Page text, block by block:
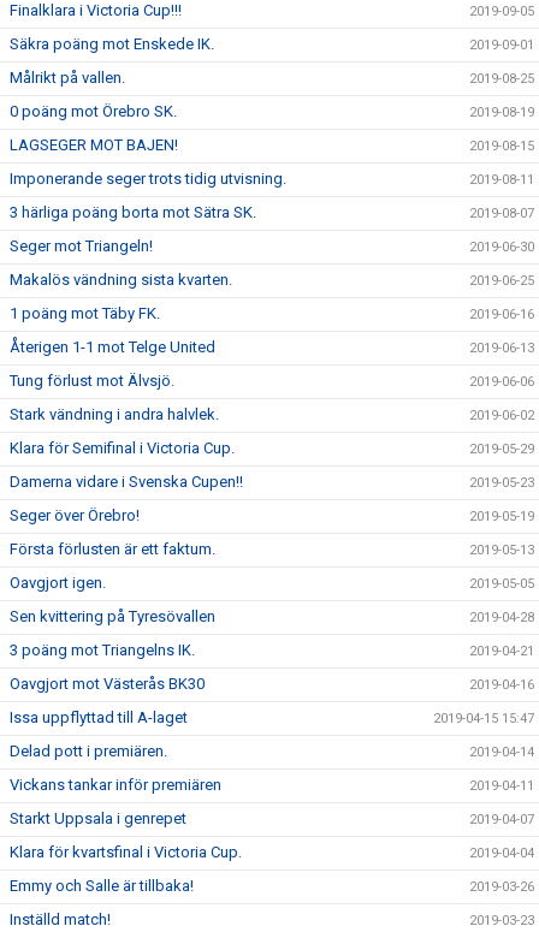
Finalklara i Victoria Cup!!! 2019-09-05
Säkra poäng mot Enskede IK. 2019-09-01
Målrikt på vallen. 2019-08-25
0 poäng mot Örebro SK. 2019-08-19
LAGSEGER MOT BAJEN! 2019-08-15
Imponerande seger trots tidig utvisning. 2019-08-11
3 härliga poäng borta mot Sätra SK. 2019-08-07
Seger mot Triangeln! 2019-06-30
Makalös vändning sista kvarten. 2019-06-25
1 poäng mot Täby FK. 2019-06-16
Återigen 1-1 mot Telge United 2019-06-13
Tung förlust mot Älvsjö. 2019-06-06
Stark vändning i andra halvlek. 2019-06-02
Klara för Semifinal i Victoria Cup. 2019-05-29
Damerna vidare i Svenska Cupen!! 2019-05-23
Seger över Örebro! 2019-05-19
Första förlusten är ett faktum. 2019-05-13
Oavgjort igen. 2019-05-05
Sen kvittering på Tyresövallen 2019-04-28
3 poäng mot Triangelns IK. 2019-04-21
Oavgjort mot Västerås BK30 2019-04-16
Issa uppflyttad till A-laget 2019-04-15 15:47
Delad pott i premiären. 2019-04-14
Vickans tankar inför premiären 2019-04-11
Starkt Uppsala i genrepet 2019-04-07
Klara för kvartsfinal i Victoria Cup. 2019-04-04
Emmy och Salle är tillbaka! 2019-03-26
Inställd match! 2019-03-23